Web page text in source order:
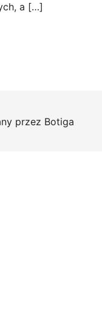
a […]
przez Botiga